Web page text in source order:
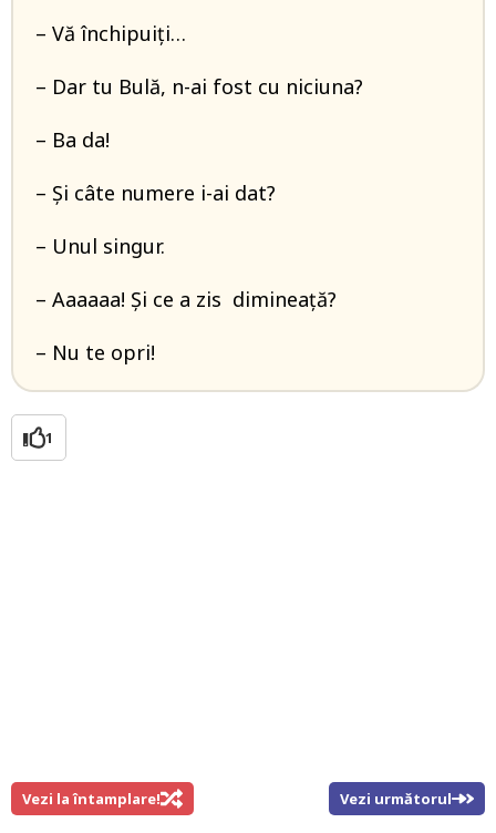
– Vă închipuiți…
– Dar tu Bulă, n-ai fost cu niciuna?
– Ba da!
– Și câte numere i-ai dat?
– Unul singur.
– Aaaaaa! Și ce a zis dimineață?
– Nu te opri!
1
Vezi la întamplare! Vezi următorul